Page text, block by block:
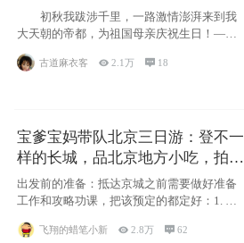
初秋我跋涉千里，一路激情澎湃来到我
大天朝的帝都，为祖国母亲庆祝生日！——
古道麻衣客 2.1万  18
宝爹宝妈带队北京三日游：登不一
样的长城，品北京地方小吃，拍盘
古七星夜景！
出发前的准备：抵达京城之前需要做好准备
工作和攻略功课，把该预定的都定好：1. 酒
飞翔的蜡笔小新 2.8万 62